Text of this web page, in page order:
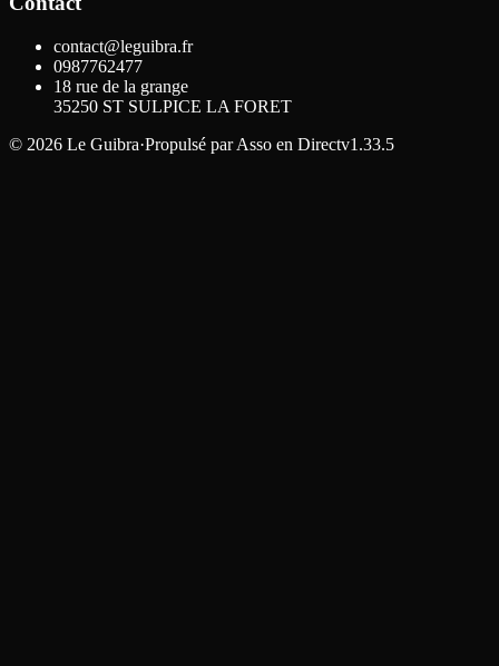
contact@leguibra.fr
0987762477
18 rue de la grange
35250 ST SULPICE LA FORET
© 2026 Le Guibra·Propulsé par Asso en Directv1.33.5